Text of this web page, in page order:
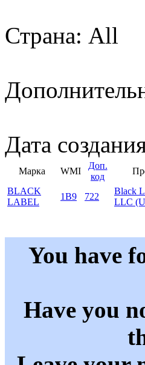
Страна: All
Дата
Марка WMI
Доп.
код
BLACK
LABEL
1B9 722
Black
LLC
You have
Have you